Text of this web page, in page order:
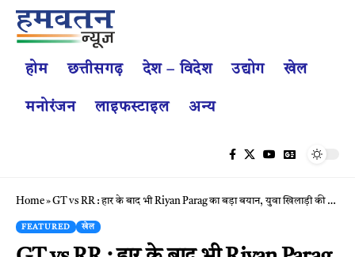
होम छत्तीसगढ़ देश – विदेश उद्योग खेल
मनोरंजन लाइफस्टाइल अन्य
Home»GT vs RR : हार के बाद भी Riyan Parag का बड़ा बयान, युवा खिलाड़ी की सराहना
FEATURED खेल